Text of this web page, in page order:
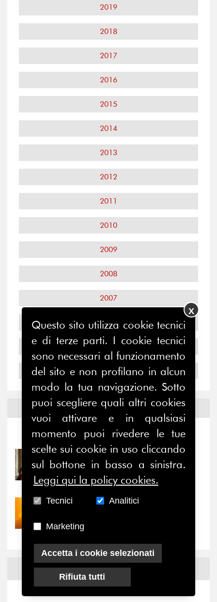
2019
2018
2017
2016
2015
2014
2013
2012
2011
2010
2009
2008
2007
2006
2005
2004
Notizie edEventi
Notizie -Eventi
31/07/2026
Prima della pausa estiva,
il valore di...
“grande cecità”: la...
NewsFacebook
Questo sito utilizza cookie tecnici
e di terze parti. I cookie tecnici
sono necessari al funzionamento
del sito e non profilano in alcun
modo la tua navigazione. Sotto
puoi scegliere quali altri cookies
vuoi attivare e in qualsiasi
momento puoi rivedere le tue
scelte sui cookie in uso cliccando
sul bottone in basso a sinistra.
Leggi qui la policy cookies.
Tecnici Analitici
Marketing
Accetta i cookie selezionati
Rifiuta tutti
X